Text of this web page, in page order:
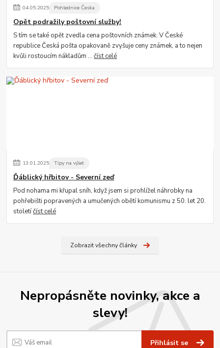
04.05.2025 Pohlednice Česka
Opět podražily poštovní služby!
S tím se také opět zvedla cena poštovních známek. V České
republice Česká pošta opakovaně zvyšuje ceny známek, a to nejen
kvůli rostoucím nákladům ...číst celé
13.01.2025 Tipy na výlet
Ďáblický hřbitov - Severní zeď
Pod nohama mi křupal sníh, když jsem si prohlížel náhrobky na
pohřebišti popravených a umučených obětí komunismu z 50. let 20.
stoletíčíst celé
Zobrazit všechny články
Nepropásněte novinky, akce a
slevy!
Přihlásit se